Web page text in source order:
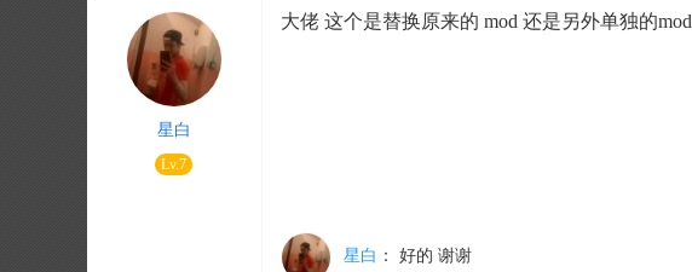
星白
Lv.7
大佬 这个是替换原来的 mod 还是另外单独的mod
星白 ： 好的 谢谢